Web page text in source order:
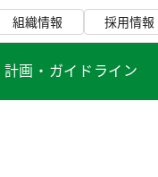
組織情報 採用情報
画・ガイドライン